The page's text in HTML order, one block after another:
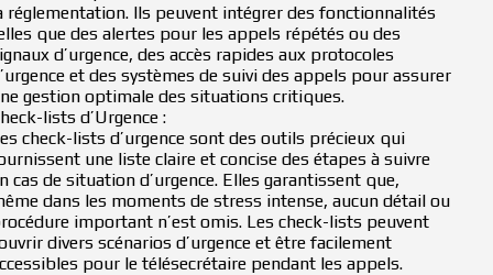
réglementation. Ils peuvent intégrer des fonctionnalités
que des alertes pour les appels répétés ou des
d’urgence, des accès rapides aux protocoles
et des systèmes de suivi des appels pour assurer
gestion optimale des situations critiques.
lists d’Urgence :
check-lists d’urgence sont des outils précieux qui
une liste claire et concise des étapes à suivre
cas de situation d’urgence. Elles garantissent que,
dans les moments de stress intense, aucun détail ou
important n’est omis. Les check-lists peuvent
divers scénarios d’urgence et être facilement
pour le télésecrétaire pendant les appels.